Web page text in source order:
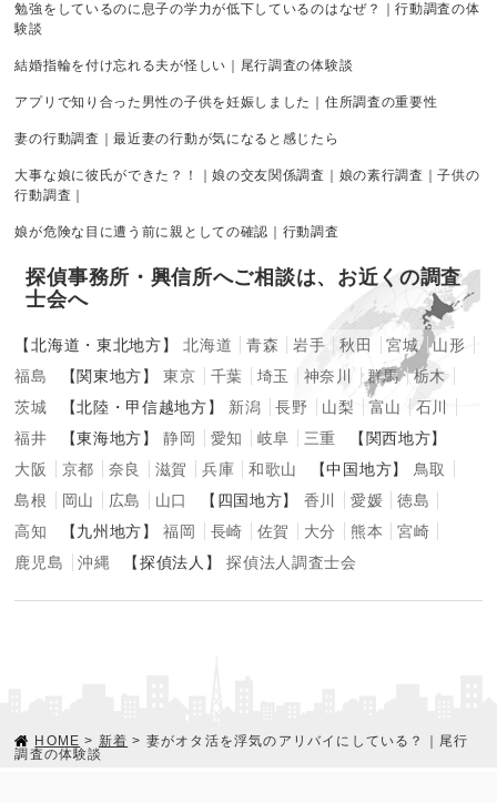
勉強をしているのに息子の学力が低下しているのはなぜ？｜行動調査の体
験談
結婚指輪を付け忘れる夫が怪しい｜尾行調査の体験談
アプリで知り合った男性の子供を妊娠しました｜住所調査の重要性
妻の行動調査｜最近妻の行動が気になると感じたら
大事な娘に彼氏ができた？！｜娘の交友関係調査｜娘の素行調査｜子供の
行動調査｜
娘が危険な目に遭う前に親としての確認｜行動調査
探偵事務所・興信所へご相談は、お近くの調査
士会へ
【北海道・東北地方】 北海道 青森 岩手 秋田 宮城
山形
福島
【関東地方】 東京 千葉 埼玉 神奈川 群馬
栃木
茨城
【北陸・甲信越地方】 新潟 長野 山梨 富山
石川
福井
【東海地方】 静岡 愛知 岐阜 三重
【関西地方】
大阪
京都 奈良 滋賀 兵庫 和歌山 【中国地方】
鳥取
島根
岡山 広島 山口 【四国地方】 香川 愛媛
徳島
高知
【九州地方】 福岡 長崎 佐賀 大分 熊本
宮崎
鹿児島
沖縄 【探偵法人】 探偵法人調査士会
HOME > 新着 > 妻がオタ活を浮気のアリバイにしている？｜尾行
調査の体験談